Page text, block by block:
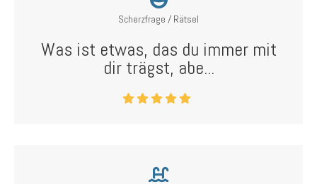
Scherzfrage / Rätsel
Was ist etwas, das du immer mit
dir trägst, abe...